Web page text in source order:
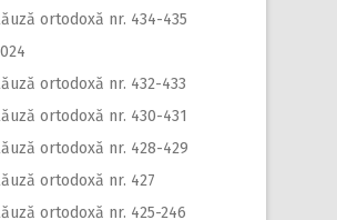
ortodoxă nr. 434-435
ortodoxă nr. 432-433
ortodoxă nr. 430-431
ortodoxă nr. 428-429
ortodoxă nr. 427
ortodoxă nr. 425-246